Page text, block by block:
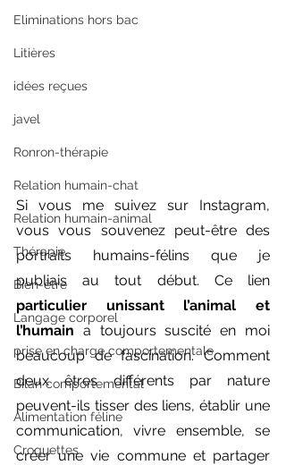
Eliminations hors bac
Litières
idées reçues
javel
Ronron-thérapie
Relation humain-chat
Relation humain-animal
Thérapie
Bien-être
Langage corporel
prise en charge comportementale
Bilan comportemental
Alimentation féline
Croquettes
Si vous me suivez sur Instagram,
vous vous souvenez peut-être des
portraits humains-félins que je
particulier unissant l’animal et
l’humain a toujours suscité en moi
beaucoup de fascination. Comment
deux êtres différents par nature
peuvent-ils tisser des liens, établir une
communication, vivre ensemble, se
créer une vie commune et partager